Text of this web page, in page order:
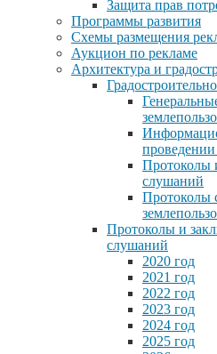
Защита прав
Программы развития
Схемы размещения
Аукцион по рекламе
Архитектура и
Протоколы
слушаний
Протоколы
Протоколы и
слушаний
2020 год
2021 год
2022 год
2023 год
2024 год
2025 год